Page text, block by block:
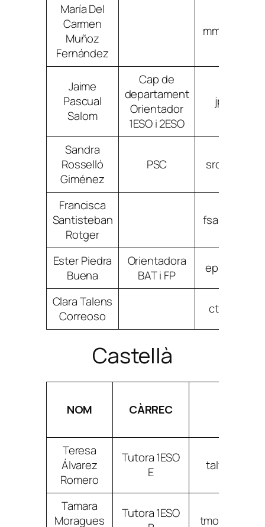
María Del
Carmen
Muñoz
Fernández
Jaime
Pascual
Salom
Cap de
departament
Orientador
1ESO i 2ESO
Sandra
Rosselló
Giménez
PSC
Francisca
Santisteban
Rotger
Ester Piedra
Buena
Orientadora
BAT i FP
Clara Talens
Correoso
Castellà
NOM CÀRREC
Teresa
Álvarez
Romero
Tutora 1ESO
E
Tamara
Moragues
Tutora 1ESO